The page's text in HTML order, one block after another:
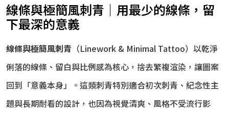
線條與極簡風刺青｜用最少的線條，留
下最深的意義
線條與極簡風刺青 （Linework & Minimal Tattoo）以乾淨
俐落的線條、留白與比例感為核心，捨去繁複渲染，讓圖案
回到「意義本身」。這類刺青特別適合初次刺青、紀念性主
題與長期耐看的設計，也因為視覺清爽、風格不受流行影